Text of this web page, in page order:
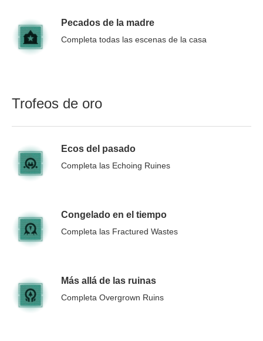
Pecados de la madre
Completa todas las escenas de la casa
Trofeos de oro
Ecos del pasado
Completa las Echoing Ruines
Congelado en el tiempo
Completa las Fractured Wastes
Más allá de las ruinas
Completa Overgrown Ruins